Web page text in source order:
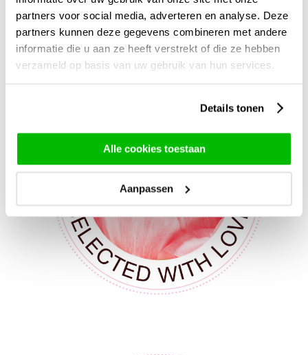
partners voor social media, adverteren en analyse. Deze
partners kunnen deze gegevens combineren met andere
informatie die u aan ze heeft verstrekt of die ze hebben
verzameld op basis van uw gebruik van hun services.
Details tonen
Alle cookies toestaan
Aanpassen